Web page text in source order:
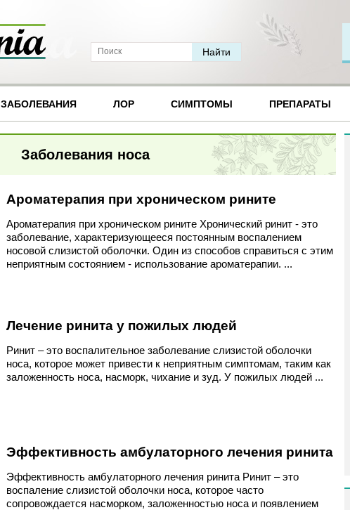
ЗАБОЛЕВАНИЯ ЛОР СИМПТОМЫ ПРЕПАРАТЫ
Заболевания носа
Ароматерапия при хроническом рините
Ароматерапия при хроническом рините Хронический ринит - это
заболевание, характеризующееся постоянным воспалением
носовой слизистой оболочки. Один из способов справиться с этим
неприятным состоянием - использование ароматерапии. ...
Лечение ринита у пожилых людей
Ринит – это воспалительное заболевание слизистой оболочки
носа, которое может привести к неприятным симптомам, таким как
заложенность носа, насморк, чихание и зуд. У пожилых людей ...
Эффективность амбулаторного лечения ринита
Эффективность амбулаторного лечения ринита Ринит – это
воспаление слизистой оболочки носа, которое часто
сопровождается насморком, заложенностью носа и появлением